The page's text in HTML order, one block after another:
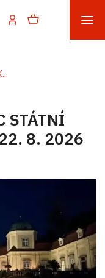
STÁTNÍ
8. 2026